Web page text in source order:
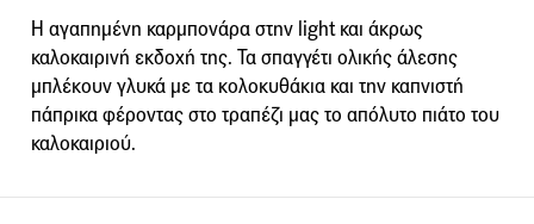
Η αγαπημένη καρμπονάρα στην light και άκρως
καλοκαιρινή εκδοχή της. Τα σπαγγέτι ολικής άλεσης
μπλέκουν γλυκά με τα κολοκυθάκια και την καπνιστή
πάπρικα φέροντας στο τραπέζι μας το απόλυτο πιάτο του
καλοκαιριού.